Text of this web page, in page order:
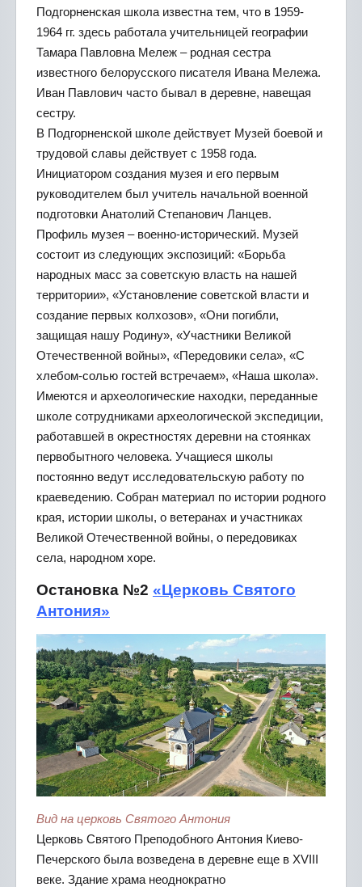
Подгорненская школа известна тем, что в 1959-
1964 гг. здесь работала учительницей географии
Тамара Павловна Мележ – родная сестра
известного белорусского писателя Ивана Мележа.
Иван Павлович часто бывал в деревне, навещая
сестру.
В Подгорненской школе действует Музей боевой и
трудовой славы действует с 1958 года.
Инициатором создания музея и его первым
руководителем был учитель начальной военной
подготовки Анатолий Степанович Ланцев.
Профиль музея – военно-исторический. Музей
состоит из следующих экспозиций: «Борьба
народных масс за советскую власть на нашей
территории», «Установление советской власти и
создание первых колхозов», «Они погибли,
защищая нашу Родину», «Участники Великой
Отечественной войны», «Передовики села», «С
хлебом-солью гостей встречаем», «Наша школа».
Имеются и археологические находки, переданные
школе сотрудниками археологической экспедиции,
работавшей в окрестностях деревни на стоянках
первобытного человека. Учащиеся школы
постоянно ведут исследовательскую работу по
краеведению. Собран материал по истории родного
края, истории школы, о ветеранах и участниках
Великой Отечественной войны, о передовиках
села, народном хоре.
Остановка №2 «Церковь Святого
Антония»
Вид на церковь Святого Антония
Церковь Святого Преподобного Антония Киево-
Печерского была возведена в деревне еще в XVIII
веке. Здание храма неоднократно